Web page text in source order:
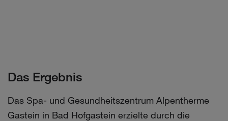
Das Ergebnis
Das Spa- und Gesundheitszentrum Alpentherme
Gastein in Bad Hofgastein erzielte durch die